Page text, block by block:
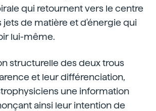
qui retournent vers le centre
jets de matière et d'énergie qui
lui-même.
structurelle des deux trous
et leur différenciation,
une information
ainsi leur intention de